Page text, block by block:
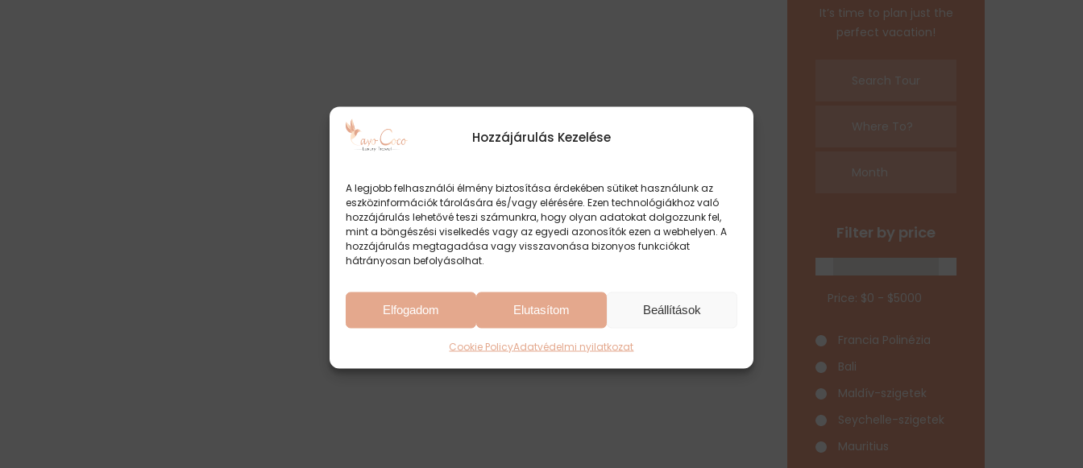
Hozzájárulás Kezelése
A legjobb felhasználói élmény biztosítása érdekében sütiket használunk az
eszközinformációk tárolására és/vagy elérésére. Ezen technológiákhoz való
hozzájárulás lehetővé teszi számunkra, hogy olyan adatokat dolgozzunk fel,
mint a böngészési viselkedés vagy az egyedi azonosítók ezen a webhelyen. A
hozzájárulás megtagadása vagy visszavonása bizonyos funkciókat
hátrányosan befolyásolhat.
Elfogadom Elutasítom Beállítások
Cookie PolicyAdatvédelmi nyilatkozat
It’s time to plan just the
perfect vacation!
Month
Filter by price
Price:
Francia Polinézia
Bali
Maldív-szigetek
Seychelle-szigetek
Mauritius